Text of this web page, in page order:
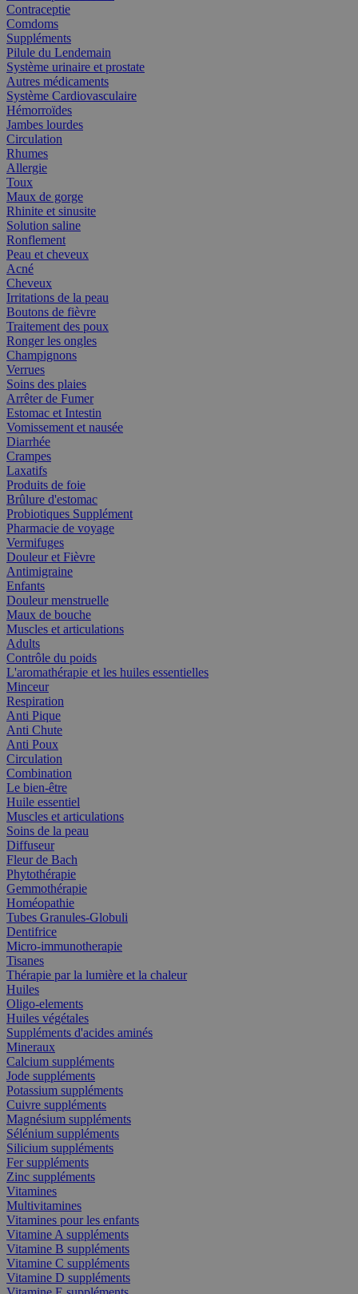
Contraceptie
Comdoms
Suppléments
Pilule du Lendemain
Système urinaire et prostate
Autres médicaments
Système Cardiovasculaire
Hémorroïdes
Jambes lourdes
Circulation
Rhumes
Allergie
Toux
Maux de gorge
Rhinite et sinusite
Solution saline
Ronflement
Peau et cheveux
Acné
Cheveux
Irritations de la peau
Boutons de fièvre
Traitement des poux
Ronger les ongles
Champignons
Verrues
Soins des plaies
Arrêter de Fumer
Estomac et Intestin
Vomissement et nausée
Diarrhée
Crampes
Laxatifs
Produits de foie
Brûlure d'estomac
Probiotiques Supplément
Pharmacie de voyage
Vermifuges
Douleur et Fièvre
Antimigraine
Enfants
Douleur menstruelle
Maux de bouche
Muscles et articulations
Adults
Contrôle du poids
L'aromathérapie et les huiles essentielles
Minceur
Respiration
Anti Pique
Anti Chute
Anti Poux
Circulation
Combination
Le bien-être
Huile essentiel
Muscles et articulations
Soins de la peau
Diffuseur
Fleur de Bach
Phytothérapie
Gemmothérapie
Homéopathie
Tubes Granules-Globuli
Dentifrice
Micro-immunotherapie
Tisanes
Thérapie par la lumière et la chaleur
Huiles
Oligo-elements
Huiles végétales
Suppléments d'acides aminés
Mineraux
Calcium suppléments
Jode suppléments
Potassium suppléments
Cuivre suppléments
Magnésium suppléments
Sélénium suppléments
Silicium suppléments
Fer suppléments
Zinc suppléments
Vitamines
Multivitamines
Vitamines pour les enfants
Vitamine A suppléments
Vitamine B suppléments
Vitamine C suppléments
Vitamine D suppléments